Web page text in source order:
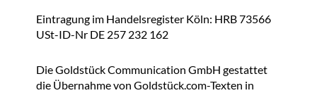
Eintragung im Handelsregister Köln: HRB 73566
USt-ID-Nr DE 257 232 162
Die Goldstück Communication GmbH gestattet
die Übernahme von Goldstück.com-Texten in